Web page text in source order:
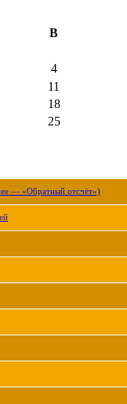
В
4
11
18
25
— «Обратный отсчёт»)